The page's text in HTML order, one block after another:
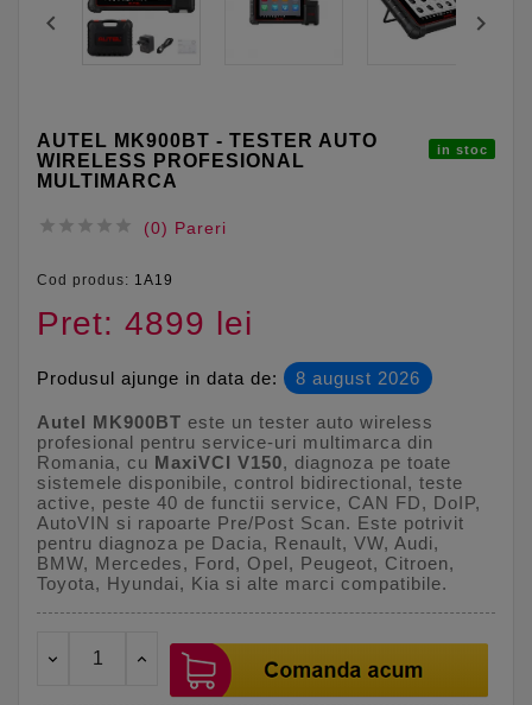
 
AUTEL MK900BT - TESTER AUTO
WIRELESS PROFESIONAL
MULTIMARCA
in stoc
     (0) Pareri
Cod produs: 1A19
Pret: 4899 lei
Produsul ajunge in data de: 8 august 2026
Autel MK900BT este un tester auto wireless
profesional pentru service-uri multimarca din
Romania, cu MaxiVCI V150, diagnoza pe toate
sistemele disponibile, control bidirectional, teste
active, peste 40 de functii service, CAN FD, DoIP,
AutoVIN si rapoarte Pre/Post Scan. Este potrivit
pentru diagnoza pe Dacia, Renault, VW, Audi,
BMW, Mercedes, Ford, Opel, Peugeot, Citroen,
Toyota, Hyundai, Kia si alte marci compatibile.